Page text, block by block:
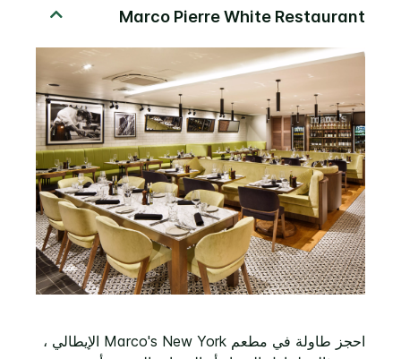
احجز طاولة في مطعم Marco's New York الإيطالي ،